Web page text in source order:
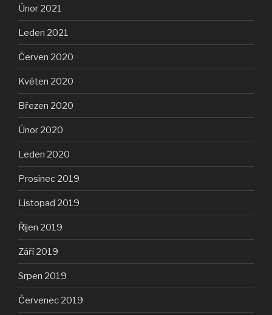
Únor 2021
Leden 2021
Červen 2020
Květen 2020
Březen 2020
Únor 2020
Leden 2020
Prosinec 2019
Listopad 2019
Říjen 2019
Září 2019
Srpen 2019
Červenec 2019